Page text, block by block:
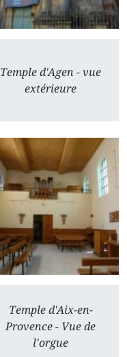
Temple d'Agen - vue
extérieure
Temple d'Aix-en-
Provence - Vue de
l'orgue